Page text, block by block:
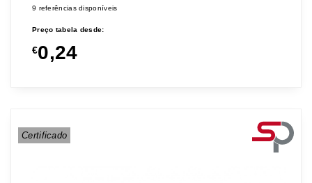
9 referências disponíveis
Preço tabela desde:
€0,24
Certificado